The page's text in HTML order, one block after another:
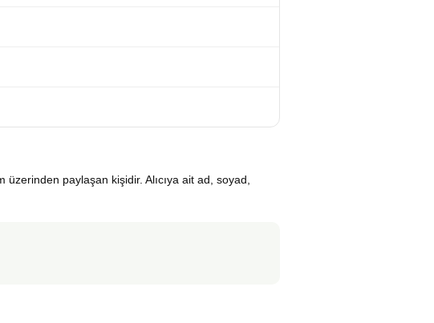
paylaşan kişidir. Alıcıya ait ad, soyad,